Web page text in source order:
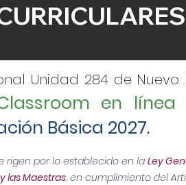
Unidad 284 de
en línea
Básica 2027.
rigen por lo establecido en la Ley
las Maestras,en cumplimiento del